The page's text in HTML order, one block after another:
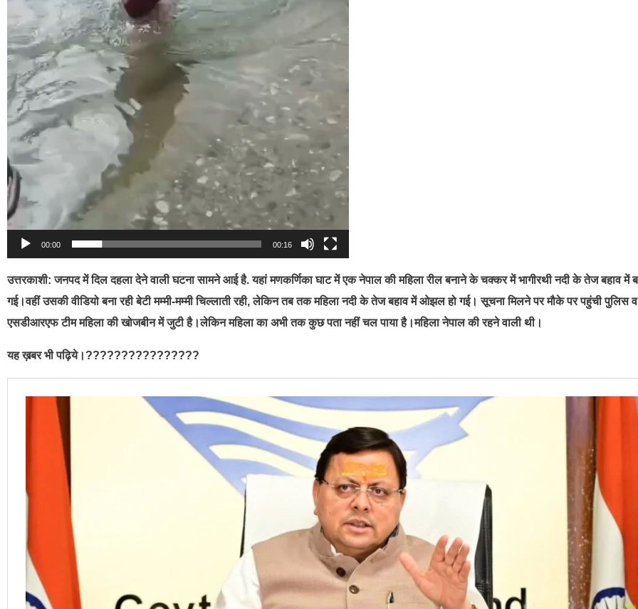
00:00 00:16
उत्तरकाशी:जनपद में दिल दहला देने वाली घटना सामने आई है. यहां मणकर्णिका घाट में एक नेपाल की महिला रील बनाने के चक्कर में भागीरथी नदी के तेज बहाव में
गई।वहीं उसकी वीडियो बना रही बेटी मम्मी-मम्मी चिल्लाती रही, लेकिन तब तक महिला नदी के तेज बहाव में ओझल हो गई। सूचना मिलने पर मौके पर पहुंची पुलिस व
एसडीआरएफ टीम महिला की खोजबीन में जुटी है।लेकिन महिला का अभी तक कुछ पता नहीं चल पाया है।महिला नेपाल की रहने वाली थी।
यह ख़बर भी पढ़िये।????????????????